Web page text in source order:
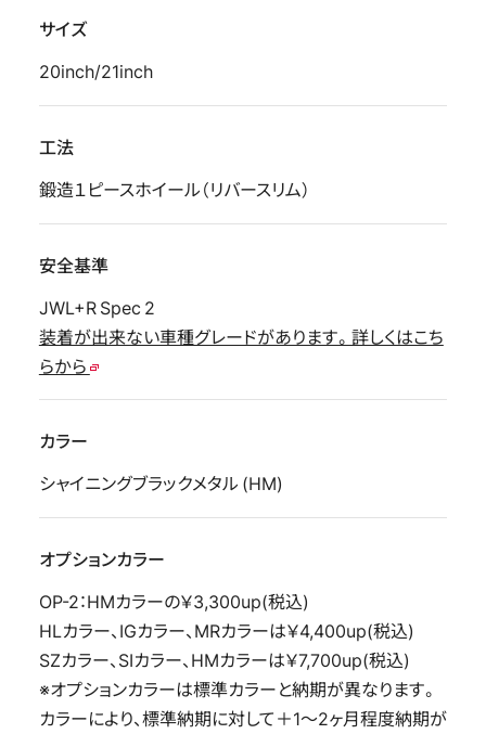
サイズ
20inch/21inch
工法
鍛造１ピースホイール（リバースリム）
安全基準
JWL+R Spec 2
装着が出来ない車種グレードがあります。詳しくはこち
らから
カラー
シャイニングブラックメタル (HM)
オプションカラー
OP-2：HMカラーの￥3,300up(税込)
HLカラー、IGカラー、MRカラーは￥4,400up(税込)
SZカラー、SIカラー、HMカラーは￥7,700up(税込)
※オプションカラーは標準カラーと納期が異なります。
カラーにより、標準納期に対して＋1〜2ヶ月程度納期が